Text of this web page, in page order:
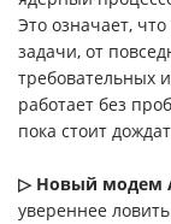
Это означает,
задачи, от
требовательных
работает без
пока стоит
▷ Новый модем
увереннее